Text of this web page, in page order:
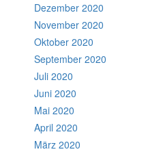
Dezember 2020
November 2020
Oktober 2020
September 2020
Juli 2020
Juni 2020
Mai 2020
April 2020
März 2020